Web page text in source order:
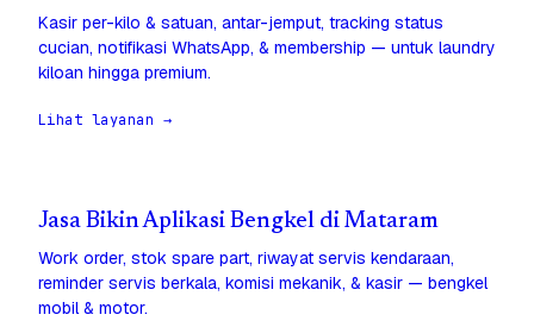
Kasir per-kilo & satuan, antar-jemput, tracking status
cucian, notifikasi WhatsApp, & membership — untuk laundry
kiloan hingga premium.
Lihat layanan →
Jasa Bikin Aplikasi Bengkel di Mataram
Work order, stok spare part, riwayat servis kendaraan,
reminder servis berkala, komisi mekanik, & kasir — bengkel
mobil & motor.